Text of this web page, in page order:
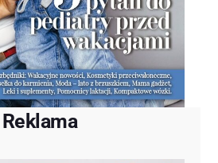
Reklama